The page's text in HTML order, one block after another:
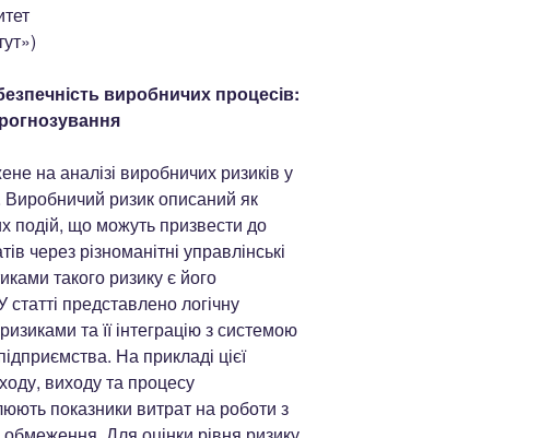
виробничих процесів:
на аналізі виробничих ризиків у
ризик описаний як
подій, що можуть призвести до
через різноманітні управлінські
такого ризику є його
статті представлено логічну
та її інтеграцію з системою
На прикладі цієї
виходу та процесу
показники витрат на роботи з